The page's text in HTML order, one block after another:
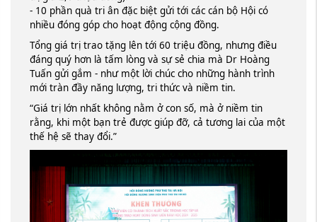
- 10 phần quà tri ân đặc biệt gửi tới các cán bộ Hội có
nhiều đóng góp cho hoạt động cộng đồng.
Tổng giá trị trao tặng lên tới 60 triệu đồng, nhưng điều
đáng quý hơn là tấm lòng và sự sẻ chia mà Dr Hoàng
Tuấn gửi gắm - như một lời chúc cho những hành trình
mới tràn đầy năng lượng, tri thức và niềm tin.
“Giá trị lớn nhất không nằm ở con số, mà ở niềm tin
rằng, khi một bạn trẻ được giúp đỡ, cả tương lai của một
thế hệ sẽ thay đổi.”